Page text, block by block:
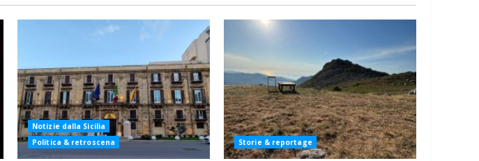
Notizie dalla Sicilia
Politica & retroscena
Storie & reportage